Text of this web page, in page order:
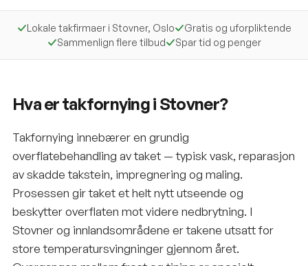
Lokale takfirmaer i Stovner, Oslo
Gratis og uforpliktende
Sammenlign flere tilbud
Spar tid og penger
Hva er takfornying i Stovner?
Takfornying innebærer en grundig
overflatebehandling av taket — typisk vask, reparasjon
av skadde takstein, impregnering og maling.
Prosessen gir taket et helt nytt utseende og
beskytter overflaten mot videre nedbrytning. I
Stovner og innlandsområdene er takene utsatt for
store temperatursvingninger gjennom året.